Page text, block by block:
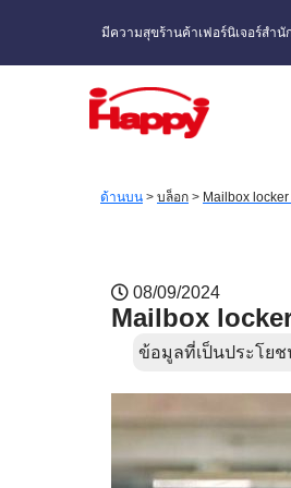
มีความสุขร้านค้าเฟอร์นิเจอร์สำ
ด้านบน > บล็อก > Mailbox
08/09/2024
Mailbox
ข้อมูลที่เป็นประโยช